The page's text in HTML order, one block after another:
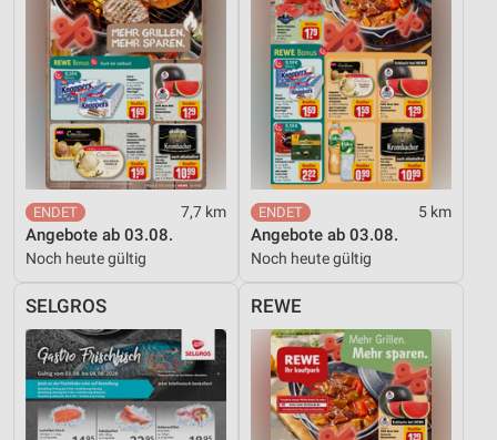
7,7 km
Angebote ab 03.08.
Noch heute gültig
5 km
Angebote ab 03.08.
Noch heute gültig
SELGROS REWE